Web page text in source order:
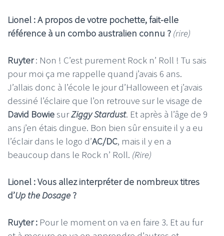
Lionel : A propos de votre pochette, fait-elle
référence à un combo australien connu ? (rire)
Ruyter: Non ! C’est purement Rock n’ Roll ! Tu sais
pour moi ça me rappelle quand j’avais 6 ans.
J’allais donc à l’école le jour d’Halloween et j’avais
dessiné l’éclaire que l’on retrouve sur le visage de
David BowiesurZiggy Stardust. Et après à l’âge de 9
ans j’en étais dingue. Bon bien sûr ensuite il y a eu
l’éclair dans le logo d’AC/DC, mais il y en a
beaucoup dans le Rock n’ Roll. (Rire)
Lionel : Vous allez interpréter de nombreux titres
d’Up the Dosage ?
Ruyter : Pour le moment on va en faire 3. Et au fur